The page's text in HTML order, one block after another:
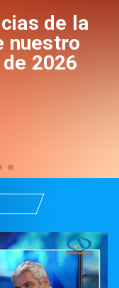
de la
nuestro
2026